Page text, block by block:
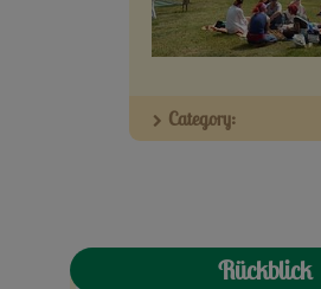
Veranstaltungen
Baumpaten
Category:
Rückblick